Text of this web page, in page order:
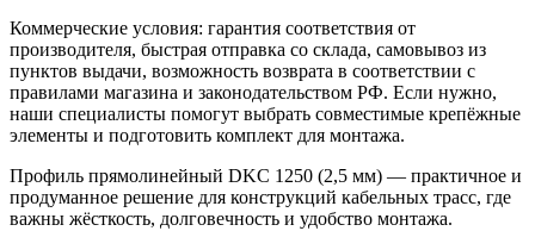
Коммерческие условия: гарантия соответствия от
производителя, быстрая отправка со склада, самовывоз из
пунктов выдачи, возможность возврата в соответствии с
правилами магазина и законодательством РФ. Если нужно,
наши специалисты помогут выбрать совместимые крепёжные
элементы и подготовить комплект для монтажа.
Профиль прямолинейный DKC 1250 (2,5 мм) — практичное и
продуманное решение для конструкций кабельных трасс, где
важны жёсткость, долговечность и удобство монтажа.